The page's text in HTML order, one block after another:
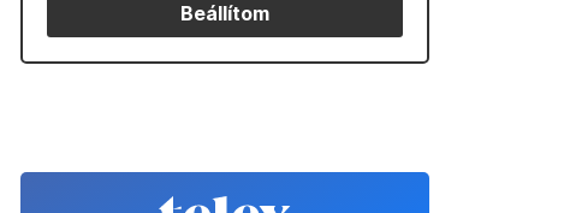
Beállítom